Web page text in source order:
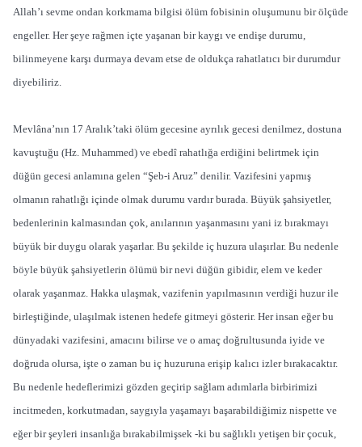
Allah’ı sevme ondan korkmama bilgisi ölüm fobisinin oluşumunu bir ölçüde
engeller. Her şeye rağmen içte yaşanan bir kaygı ve endişe durumu,
bilinmeyene karşı durmaya devam etse de oldukça rahatlatıcı bir durumdur
diyebiliriz.
Mevlâna’nın 17 Aralık’taki ölüm gecesine ayrılık gecesi denilmez, dostuna
kavuştuğu (Hz. Muhammed) ve ebedî rahatlığa erdiğini belirtmek için
düğün gecesi anlamına gelen “Şeb-i Aruz” denilir. Vazifesini yapmış
olmanın rahatlığı içinde olmak durumu vardır burada. Büyük şahsiyetler,
bedenlerinin kalmasından çok, anılarının yaşanmasını yani iz bırakmayı
büyük bir duygu olarak yaşarlar. Bu şekilde iç huzura ulaşırlar. Bu nedenle
böyle büyük şahsiyetlerin ölümü bir nevi düğün gibidir, elem ve keder
olarak yaşanmaz. Hakka ulaşmak, vazifenin yapılmasının verdiği huzur ile
birleştiğinde, ulaşılmak istenen hedefe gitmeyi gösterir. Her insan eğer bu
dünyadaki vazifesini, amacını bilirse ve o amaç doğrultusunda iyide ve
doğruda olursa, işte o zaman bu iç huzuruna erişip kalıcı izler bırakacaktır.
Bu nedenle hedeflerimizi gözden geçirip sağlam adımlarla birbirimizi
incitmeden, korkutmadan, saygıyla yaşamayı başarabildiğimiz nispette ve
eğer bir şeyleri insanlığa bırakabilmişsek -ki bu sağlıklı yetişen bir çocuk,